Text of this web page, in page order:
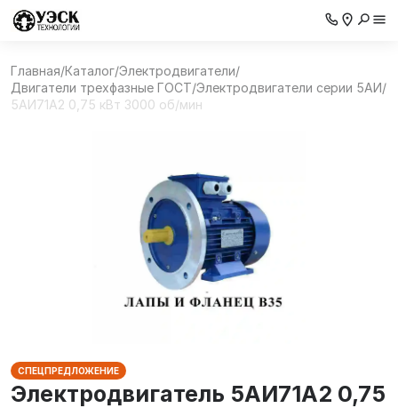
Главная/Каталог/Электродвигатели/
Двигатели трехфазные ГОСТ/Электродвигатели серии 5АИ/
5АИ71А2 0,75 кВт 3000 об/мин
СПЕЦПРЕДЛОЖЕНИЕ
Электродвигатель 5АИ71А2 0,75